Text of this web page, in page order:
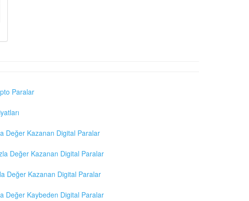
Paralar
Değer Kazanan Digital Paralar
Değer Kazanan Digital Paralar
Değer Kazanan Digital Paralar
Değer Kaybeden Digital Paralar